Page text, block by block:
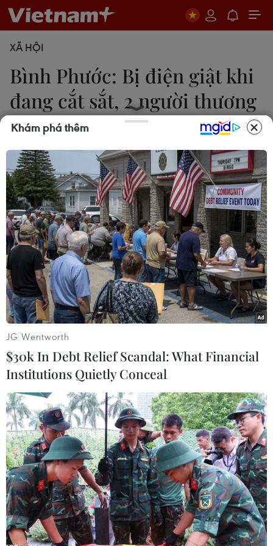
XÃ HỘI
Bình Phước: Bị điện giật khi
đang cắt sắt, 2 người thương
vong
Đậu Tất Thành
22/07/2019 12:59
Chiều 22/7, ông Vũ Ngọc Đạt, Phó Trưởng công
an xã Tân Tiến, huyện Bù Đốp, tỉnh Bình Phước, xác
nhận trên địa bàn xã Tân Tiến xảy ra một vụ tai
nạn sử dụng điện nghiêm trọng khiến 1 người tử
vong.
Hiện trường vụ việc. (Ảnh: Đậu Tất Thành/TTXVN)
Chiều 22/7, ông Vũ Ngọc Đạt, Phó Trưởng công
an xã Tân Tiến, huyện Bù Đốp, tỉnh Bình Phước,
xác nhận trên địa bàn xã Tân Tiến xảy ra một
Khám phá thêm
JG Wentworth
$30k In Debt Relief Scandal: What Financial
Institutions Quietly Conceal